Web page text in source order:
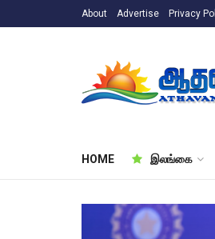
About Advertise Privacy
HOME இலங்கை